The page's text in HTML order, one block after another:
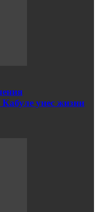
унес жизни